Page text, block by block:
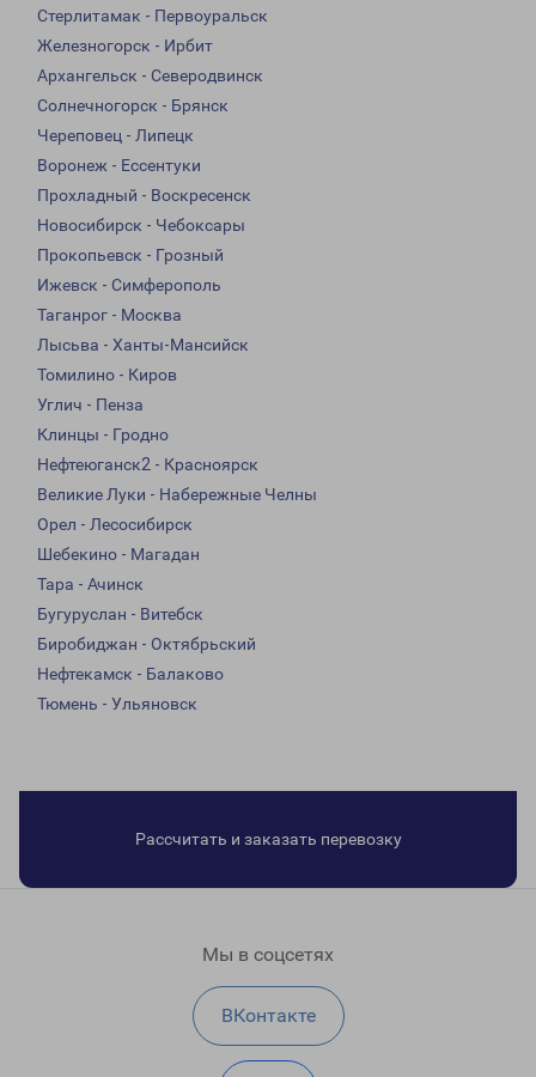
Стерлитамак - Первоуральск
Железногорск - Ирбит
Архангельск - Северодвинск
Солнечногорск - Брянск
Череповец - Липецк
Воронеж - Ессентуки
Прохладный - Воскресенск
Новосибирск - Чебоксары
Прокопьевск - Грозный
Ижевск - Симферополь
Таганрог - Москва
Лысьва - Ханты-Мансийск
Томилино - Киров
Углич - Пенза
Клинцы - Гродно
Нефтеюганск2 - Красноярск
Великие Луки - Набережные Челны
Орел - Лесосибирск
Шебекино - Магадан
Тара - Ачинск
Бугуруслан - Витебск
Биробиджан - Октябрьский
Нефтекамск - Балаково
Тюмень - Ульяновск
Рассчитать и заказать перевозку
Мы в соцсетях
ВКонтакте